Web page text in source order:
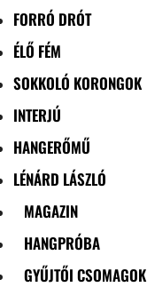
FORRÓ DRÓT
ÉLŐ FÉM
SOKKOLÓ KORONGOK
INTERJÚ
HANGERŐMŰ
LÉNÁRD LÁSZLÓ
MAGAZIN
HANGPRÓBA
GYŰJTŐI CSOMAGOK